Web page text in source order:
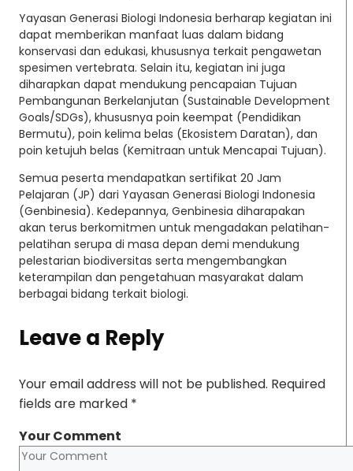
Yayasan Generasi Biologi Indonesia berharap kegiatan ini
dapat memberikan manfaat luas dalam bidang
konservasi dan edukasi, khususnya terkait pengawetan
spesimen vertebrata. Selain itu, kegiatan ini juga
diharapkan dapat mendukung pencapaian Tujuan
Pembangunan Berkelanjutan (Sustainable Development
Goals/SDGs), khususnya poin keempat (Pendidikan
Bermutu), poin kelima belas (Ekosistem Daratan), dan
poin ketujuh belas (Kemitraan untuk Mencapai Tujuan).
Semua peserta mendapatkan sertifikat 20 Jam
Pelajaran (JP) dari Yayasan Generasi Biologi Indonesia
(Genbinesia). Kedepannya, Genbinesia diharapakan
akan terus berkomitmen untuk mengadakan pelatihan-
pelatihan serupa di masa depan demi mendukung
pelestarian biodiversitas serta mengembangkan
keterampilan dan pengetahuan masyarakat dalam
berbagai bidang terkait biologi.
Leave a Reply
Your email address will not be published. Required
fields are marked *
Your Comment